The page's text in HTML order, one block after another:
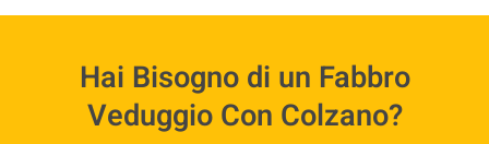
Hai Bisogno di un Fabbro
Veduggio Con Colzano?